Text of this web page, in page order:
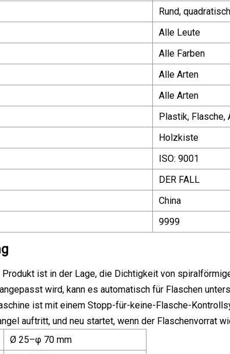
Rund,
Alle Leute
Alle Farben
Alle Arten
Alle Arten
Plastik, Flasche,
Holzkiste
ISO: 9001
DER FALL
China
9999
ist in der Lage, die Dichtigkeit von
wird, kann es automatisch für Flaschen
ist mit einem Stopp-für-keine-Flasche-
auftritt, und neu startet, wenn der Flaschenvorrat
Ø 25–φ 70 mm